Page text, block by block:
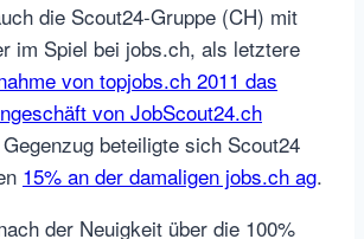
die Scout24-Gruppe (CH) mit
im Spiel bei jobs.ch, als letztere
von topjobs.ch 2011 das
von JobScout24.ch
beteiligte sich Scout24
15% an der damaligen jobs.ch ag.
der Neuigkeit über die 100%